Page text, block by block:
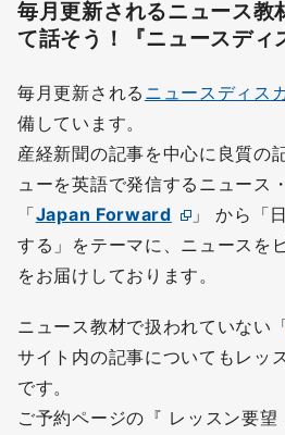
毎月更新されるニュース教
て話そう！『ニュースディ
毎月更新される ニュースディス
備しています。
産経新聞の記事を中心に良質の
ューを英語で発信するニュース
「Japan Forward
」 から「
する」をテーマに、ニュースを
をお届けしております。
ニュース教材で扱われていない
サイト内の記事についてもレッ
です。
ご予約ページの『 レッスン要